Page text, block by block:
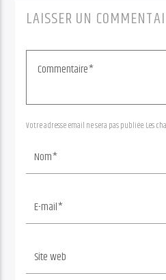
LAISSER UN
Votre adresse email ne sera pas publiée. Les